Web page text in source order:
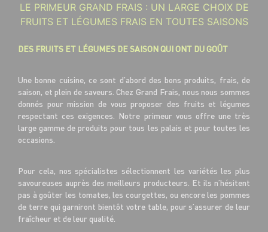
LE PRIMEUR GRAND FRAIS : UN LARGE CHOIX DE
FRUITS ET LÉGUMES FRAIS EN TOUTES SAISONS
DES FRUITS ET LÉGUMES DE SAISON QUI ONT DU GOÛT
Une bonne cuisine, ce sont d’abord des bons produits, frais, de
saison, et plein de saveurs. Chez Grand Frais, nous nous sommes
donnés pour mission de vous proposer des fruits et légumes
respectant ces exigences. Notre primeur vous offre une très
large gamme de produits pour tous les palais et pour toutes les
occasions.
Pour cela, nos spécialistes sélectionnent les variétés les plus
savoureuses auprès des meilleurs producteurs. Et ils n’hésitent
pas à goûter les tomates, les courgettes, ou encore les pommes
de terre qui garniront bientôt votre table, pour s’assurer de leur
fraîcheur et de leur qualité.